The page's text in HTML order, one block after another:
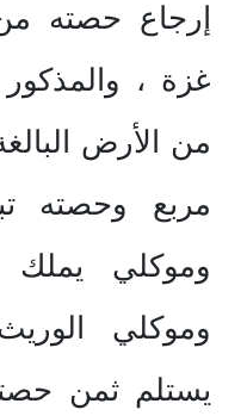
إرجاع حصته
غزة ، والمذكور
وموكلي
يستلم ثمن